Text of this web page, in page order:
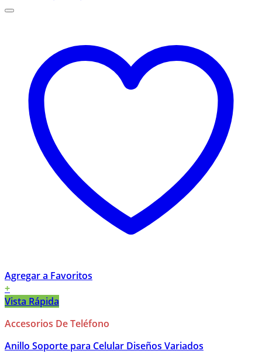
Agregar a Favoritos
+
Vista Rápida
Accesorios De Teléfono
Anillo Soporte para Celular Diseños Variados